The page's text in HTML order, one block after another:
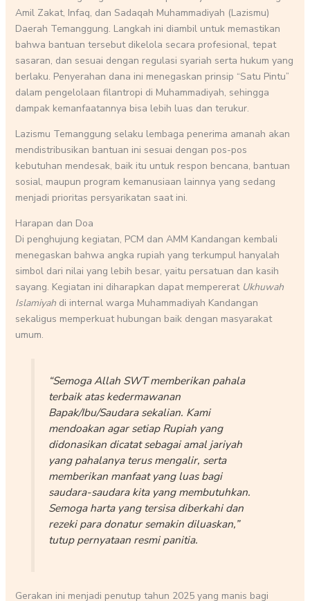
Amil Zakat, Infaq, dan Sadaqah Muhammadiyah (Lazismu)
Daerah Temanggung. Langkah ini diambil untuk memastikan
bahwa bantuan tersebut dikelola secara profesional, tepat
sasaran, dan sesuai dengan regulasi syariah serta hukum yang
berlaku. Penyerahan dana ini menegaskan prinsip “Satu Pintu”
dalam pengelolaan filantropi di Muhammadiyah, sehingga
dampak kemanfaatannya bisa lebih luas dan terukur.
Lazismu Temanggung selaku lembaga penerima amanah akan
mendistribusikan bantuan ini sesuai dengan pos-pos
kebutuhan mendesak, baik itu untuk respon bencana, bantuan
sosial, maupun program kemanusiaan lainnya yang sedang
menjadi prioritas persyarikatan saat ini.
Harapan dan Doa
Di penghujung kegiatan, PCM dan AMM Kandangan kembali
menegaskan bahwa angka rupiah yang terkumpul hanyalah
simbol dari nilai yang lebih besar, yaitu persatuan dan kasih
sayang. Kegiatan ini diharapkan dapat mempererat Ukhuwah
Islamiyahdi internal warga Muhammadiyah Kandangan
sekaligus memperkuat hubungan baik dengan masyarakat
umum.
“Semoga Allah SWT memberikan pahala
terbaik atas kedermawanan
Bapak/Ibu/Saudara sekalian. Kami
mendoakan agar setiap Rupiah yang
didonasikan dicatat sebagai amal jariyah
yang pahalanya terus mengalir, serta
memberikan manfaat yang luas bagi
saudara-saudara kita yang membutuhkan.
Semoga harta yang tersisa diberkahi dan
rezeki para donatur semakin diluaskan,”
tutup pernyataan resmi panitia.
Gerakan ini menjadi penutup tahun 2025 yang manis bagi